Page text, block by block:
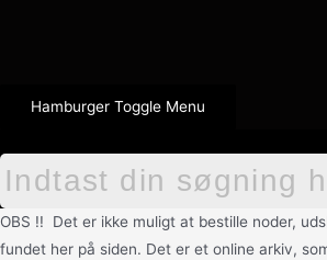
Hamburger Toggle Menu
OBS !! Det er ikke muligt at bestille noder,
fundet her på siden. Det er et online arkiv,